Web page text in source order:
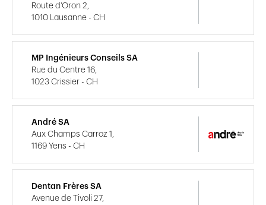
Route d'Oron 2,
1010 Lausanne - CH
MP Ingénieurs Conseils SA
Rue du Centre 16,
1023 Crissier - CH
André SA
Aux Champs Carroz 1,
1169 Yens - CH
Dentan Frères SA
Avenue de Tivoli 27,